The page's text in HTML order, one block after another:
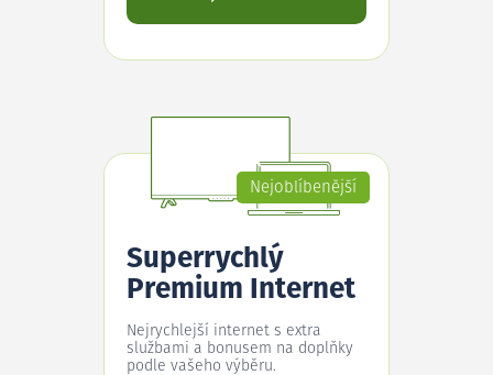
Nejoblíbenější
Superrychlý
Premium Internet
Nejrychlejší internet s extra
službami a bonusem na doplňky
podle vašeho výběru.